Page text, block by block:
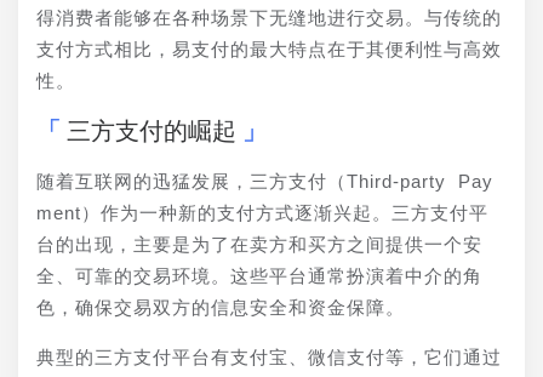
得消费者能够在各种场景下无缝地进行交易。与传统的
支付方式相比，易支付的最大特点在于其便利性与高效
性。
三方支付的崛起
随着互联网的迅猛发展，三方支付（Third-party Pay
ment）作为一种新的支付方式逐渐兴起。三方支付平
台的出现，主要是为了在卖方和买方之间提供一个安
全、可靠的交易环境。这些平台通常扮演着中介的角
色，确保交易双方的信息安全和资金保障。
典型的三方支付平台有支付宝、微信支付等，它们通过